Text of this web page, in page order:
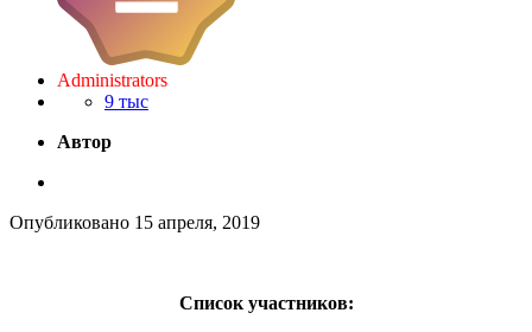
Administrators
9 тыс
Автор
Опубликовано 15 апреля, 2019
Список участников: